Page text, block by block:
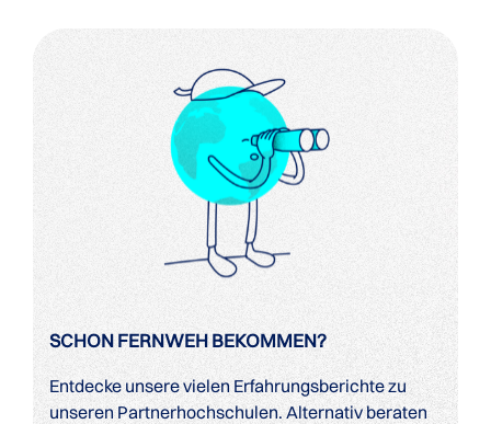
SCHON FERNWEH BEKOMMEN?
Entdecke unsere vielen Erfahrungsberichte zu
unseren Partnerhochschulen. Alternativ beraten